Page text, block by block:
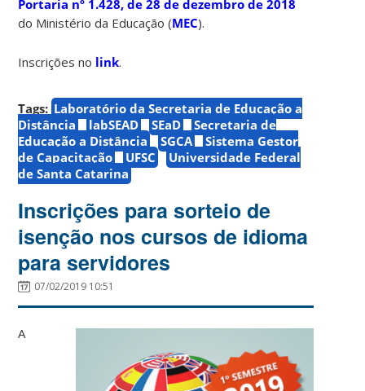
Portaria nº 1.428, de 28 de dezembro de 2018
do Ministério da Educação (MEC).
Inscrições no link.
Tags: Laboratório da Secretaria de Educação a
Distância
labSEAD SEaD
Secretaria de
Educação a Distância
SGCA
Sistema Gestor
de Capacitação
UFSC
Universidade Federal
de Santa Catarina
Inscrições para sorteio de
isenção nos cursos de idioma
para servidores
07/02/2019 10:51
A